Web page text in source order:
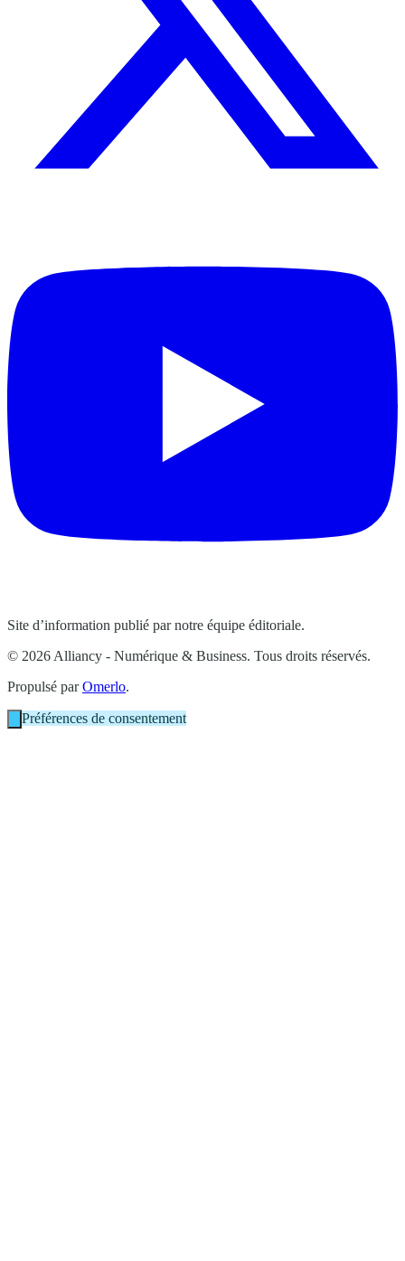
Site d’information publié par notre équipe éditoriale.
© 2026 Alliancy - Numérique & Business. Tous droits réservés.
Propulsé parOmerlo.
Préférences de consentement